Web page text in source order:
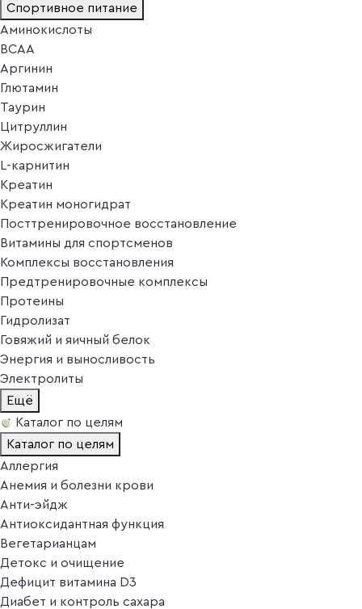
Спортивное питание
Аминокислоты
BCAA
Аргинин
Глютамин
Таурин
Цитруллин
Жиросжигатели
L-карнитин
Креатин
Креатин моногидрат
Посттренировочное восстановление
Витамины для спортсменов
Комплексы восстановления
Предтренировочные комплексы
Протеины
Гидролизат
Говяжий и яичный белок
Энергия и выносливость
Электролиты
Ещё
Каталог по целям
Каталог по целям
Аллергия
Анемия и болезни крови
Анти-эйдж
Антиоксидантная функция
Вегетарианцам
Детокс и очищение
Дефицит витамина D3
Диабет и контроль сахара